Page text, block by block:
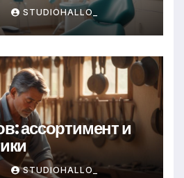
STUDIOHALLO_
ассортимент и
STUDIOHALLO_